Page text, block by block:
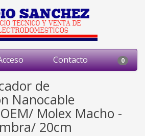
Contacto 0
de
Nanocable
Molex Macho -
20cm